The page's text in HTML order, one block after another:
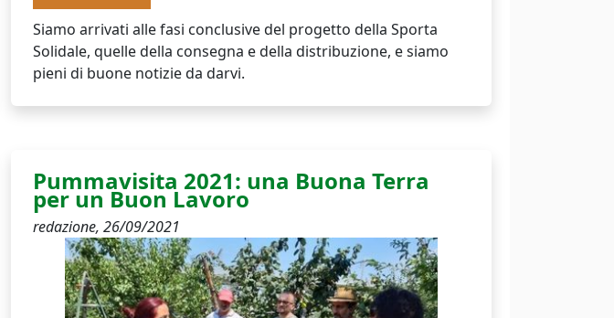
Siamo arrivati alle fasi conclusive del progetto della Sporta
Solidale, quelle della consegna e della distribuzione, e siamo
pieni di buone notizie da darvi.
Pummavisita 2021: una Buona Terra
per un Buon Lavoro
redazione, 26/09/2021